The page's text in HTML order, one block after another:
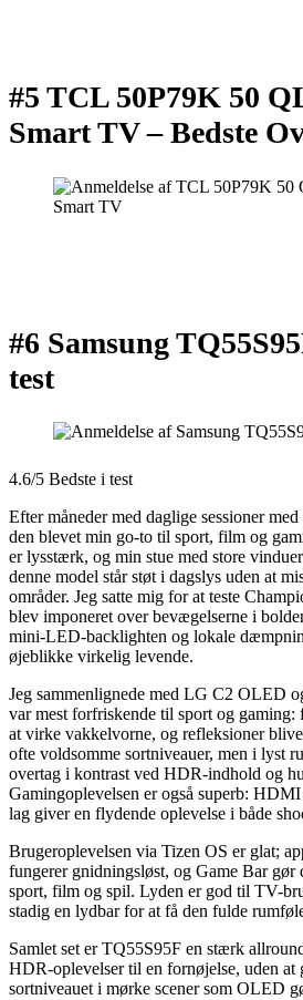
#5 TCL 50P79K 50
Smart TV –Bedste
#6 Samsung
test
4.6/5 Bedste i test
Efter måneder med daglige sessioner
den blevet min go-to til sport, film og
er lysstærk, og min stue med store
denne model står støt i dagslys uden at
områder. Jeg satte mig for at teste
blev imponeret over bevægelserne i
mini-LED-backlighten og lokale
øjeblikke virkelig levende.
Jeg sammenlignede med LG C2 OLED
var mest forfriskende til sport og gaming:
at virke vakkelvorne, og refleksioner
ofte voldsomme sortniveauer, men i lyst
overtag i kontrast ved HDR-indhold og
Gamingoplevelsen er også superb:
lag giver en flydende oplevelse i både
Brugeroplevelsen via Tizen OS er glat;
fungerer gnidningsløst, og Game Bar gør
sport, film og spil. Lyden er god til TV-
stadig en lydbar for at få den fulde
Samlet set er TQ55S95F en stærk
HDR-oplevelser til en fornøjelse, uden at
sortniveauet i mørke scener som OLED